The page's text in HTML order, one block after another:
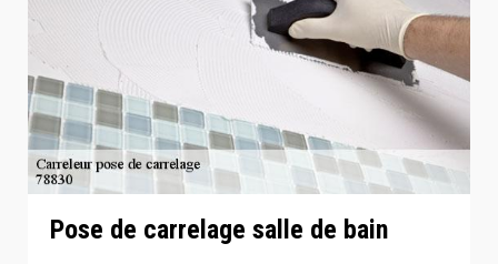
Pose de carrelage salle de bain